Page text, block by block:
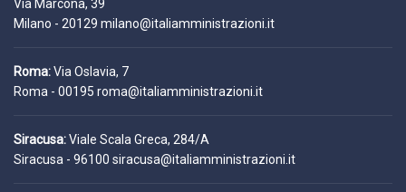
Via Marcona, 39
Milano - 20129 milano@italiamministrazioni.it
Roma:Via Oslavia, 7
Roma - 00195 roma@italiamministrazioni.it
Siracusa:Viale Scala Greca, 284/A
Siracusa - 96100 siracusa@italiamministrazioni.it